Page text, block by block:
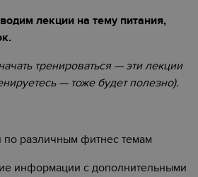
лекции на тему питания,
тренироваться — эти лекции
— тоже будет полезно).
по различным фитнес темам
информации с дополнительными